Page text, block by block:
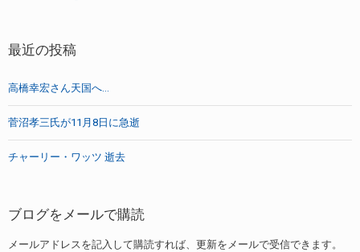
最近の投稿
高橋幸宏さん天国へ…
菅沼孝三氏が11月8日に急逝
チャーリー・ワッツ 逝去
ブログをメールで購読
メールアドレスを記入して購読すれば、更新をメールで受信できます。